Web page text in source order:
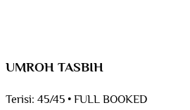
UMROH TASBIH
Terisi: 45/45•FULL BOOKED